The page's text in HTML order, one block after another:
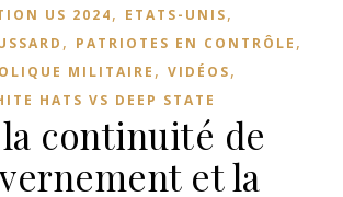
US 2024, ETATS-UNIS,
, PATRIOTES EN CONTRÔLE ,
MILITAIRE , VIDÉOS,
HATS VS DEEP STATE
la continuité de
et la